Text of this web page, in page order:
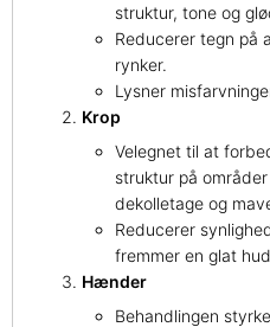
struktur, tone og
Reducerer tegn på
rynker.
Lysner
Krop
Velegnet til at
struktur på
dekolletage og
Reducerer
fremmer en glat
Hænder
Behandlingen